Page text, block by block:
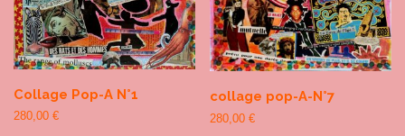
Collage Pop-A N°1
280,00 €
collage pop-A-N°7
280,00€